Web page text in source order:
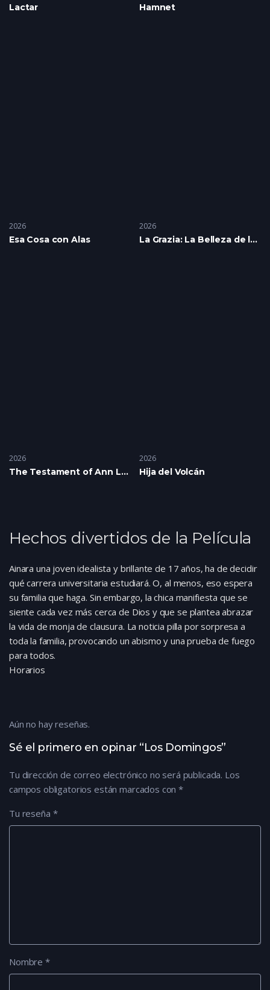
Lactar Hamnet
2026
Esa Cosa con Alas
2026
La Grazia: La Belleza de la Duda
2026
The Testament of Ann Lee
2026
Hija del Volcán
Hechos divertidos de la Película
Ainara una joven idealista y brillante de 17 años, ha de decidir
qué carrera universitaria estudiará. O, al menos, eso espera
su familia que haga. Sin embargo, la chica manifiesta que se
siente cada vez más cerca de Dios y que se plantea abrazar
la vida de monja de clausura. La noticia pilla por sorpresa a
toda la familia, provocando un abismo y una prueba de fuego
para todos.
Horarios
Sé el primero en opinar “Los Domingos”
Tu dirección de correo electrónico no será publicada. Los
campos obligatorios están marcados con*
Tu reseña *
Nombre *
Aún no hay reseñas.